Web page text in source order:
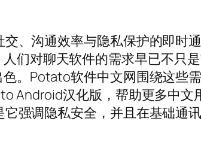
、沟通效率与隐私保护的即时
对聊天软件的需求早已不只是
。Potato软件中文网围绕这些
Android汉化版，帮助更多中文
强调隐私安全，并且在基础通